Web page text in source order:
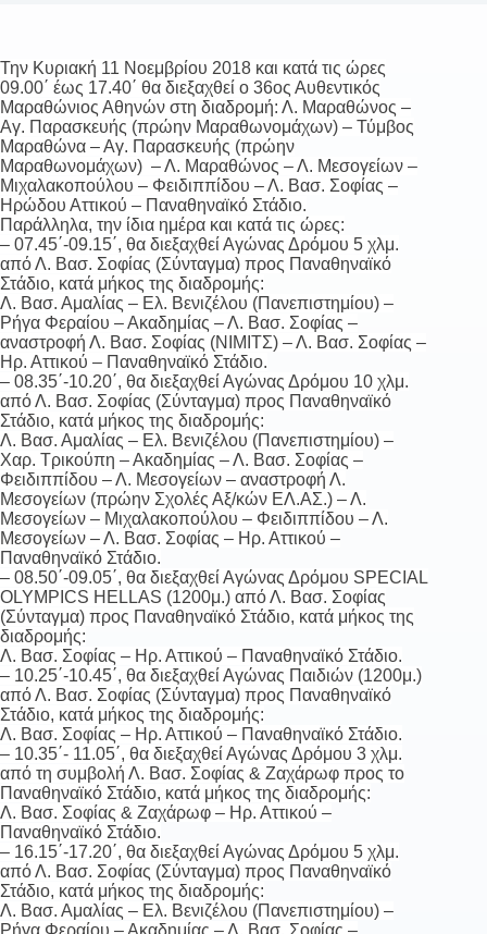
Την Κυριακή 11 Νοεμβρίου 2018 και κατά τις ώρες
09.00΄ έως 17.40΄ θα διεξαχθεί ο 36ος Αυθεντικός
Μαραθώνιος Αθηνών στη διαδρομή: Λ. Μαραθώνος –
Αγ. Παρασκευής (πρώην Μαραθωνομάχων) – Τύμβος
Μαραθώνα – Αγ. Παρασκευής (πρώην
Μαραθωνομάχων) – Λ. Μαραθώνος – Λ. Μεσογείων –
Μιχαλακοπούλου – Φειδιππίδου – Λ. Βασ. Σοφίας –
Ηρώδου Αττικού – Παναθηναϊκό Στάδιο.
Παράλληλα, την ίδια ημέρα και κατά τις ώρες:
– 07.45΄-09.15΄, θα διεξαχθεί Αγώνας Δρόμου 5 χλμ.
από Λ. Βασ. Σοφίας (Σύνταγμα) προς Παναθηναϊκό
Στάδιο, κατά μήκος της διαδρομής:
Λ. Βασ. Αμαλίας – Ελ. Βενιζέλου (Πανεπιστημίου) –
Ρήγα Φεραίου – Ακαδημίας – Λ. Βασ. Σοφίας –
αναστροφή Λ. Βασ. Σοφίας (ΝΙΜΙΤΣ) – Λ. Βασ. Σοφίας –
Ηρ. Αττικού – Παναθηναϊκό Στάδιο.
– 08.35΄-10.20΄, θα διεξαχθεί Αγώνας Δρόμου 10 χλμ.
από Λ. Βασ. Σοφίας (Σύνταγμα) προς Παναθηναϊκό
Στάδιο, κατά μήκος της διαδρομής:
Λ. Βασ. Αμαλίας – Ελ. Βενιζέλου (Πανεπιστημίου) –
Χαρ. Τρικούπη – Ακαδημίας – Λ. Βασ. Σοφίας –
Φειδιππίδου – Λ. Μεσογείων – αναστροφή Λ.
Μεσογείων (πρώην Σχολές Αξ/κών ΕΛ.ΑΣ.) – Λ.
Μεσογείων – Μιχαλακοπούλου – Φειδιππίδου – Λ.
Μεσογείων – Λ. Βασ. Σοφίας – Ηρ. Αττικού –
Παναθηναϊκό Στάδιο.
– 08.50΄-09.05΄, θα διεξαχθεί Αγώνας Δρόμου SPECIAL
OLYMPICS HELLAS (1200μ.) από Λ. Βασ. Σοφίας
(Σύνταγμα) προς Παναθηναϊκό Στάδιο, κατά μήκος της
διαδρομής:
Λ. Βασ. Σοφίας – Ηρ. Αττικού – Παναθηναϊκό Στάδιο.
– 10.25΄-10.45΄, θα διεξαχθεί Αγώνας Παιδιών (1200μ.)
από Λ. Βασ. Σοφίας (Σύνταγμα) προς Παναθηναϊκό
Στάδιο, κατά μήκος της διαδρομής:
Λ. Βασ. Σοφίας – Ηρ. Αττικού – Παναθηναϊκό Στάδιο.
– 10.35΄- 11.05΄, θα διεξαχθεί Αγώνας Δρόμου 3 χλμ.
από τη συμβολή Λ. Βασ. Σοφίας & Ζαχάρωφ προς το
Παναθηναϊκό Στάδιο, κατά μήκος της διαδρομής:
Λ. Βασ. Σοφίας & Ζαχάρωφ – Ηρ. Αττικού –
Παναθηναϊκό Στάδιο.
– 16.15΄-17.20΄, θα διεξαχθεί Αγώνας Δρόμου 5 χλμ.
από Λ. Βασ. Σοφίας (Σύνταγμα) προς Παναθηναϊκό
Στάδιο, κατά μήκος της διαδρομής:
Λ. Βασ. Αμαλίας – Ελ. Βενιζέλου (Πανεπιστημίου) –
Ρήγα Φεραίου – Ακαδημίας – Λ. Βασ. Σοφίας –